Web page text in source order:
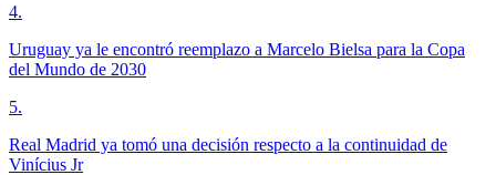
4.
Uruguay ya le encontró reemplazo a Marcelo Bielsa para la Copa
del Mundo de 2030
5.
Real Madrid ya tomó una decisión respecto a la continuidad de
Vinícius Jr